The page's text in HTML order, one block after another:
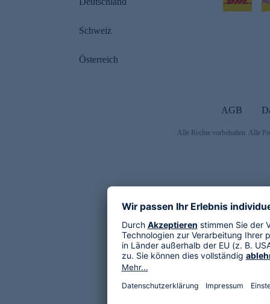
Schweiz
Österreich
AGB
Alle Rechte vorbehalten. Alle